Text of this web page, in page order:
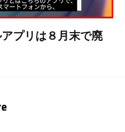
プリは８月末で廃